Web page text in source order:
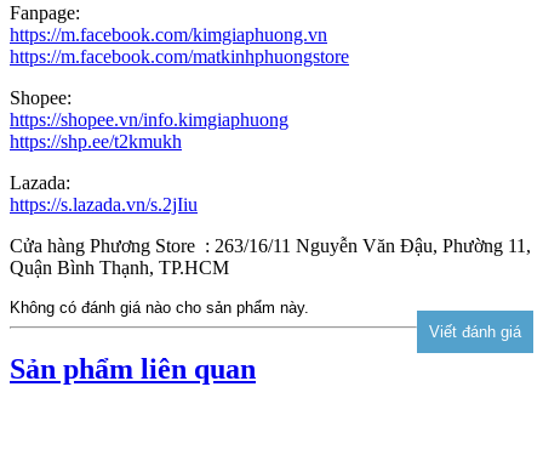
Fanpage:
https://m.facebook.com/kimgiaphuong.vn
https://m.facebook.com/matkinhphuongstore
Shopee:
https://shopee.vn/info.kimgiaphuong
https://shp.ee/t2kmukh
Lazada:
https://s.lazada.vn/s.2jIiu
Cửa hàng Phương Store : 263/16/11 Nguyễn Văn Đậu, Phường 11,
Quận Bình Thạnh, TP.HCM
Không có đánh giá nào cho sản phẩm này.
Sản phẩm liên quan